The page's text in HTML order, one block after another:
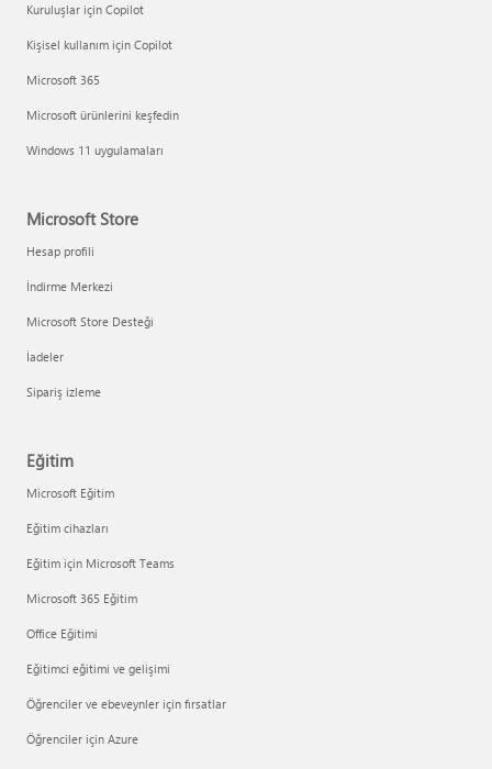
Kuruluşlar için Copilot
Kişisel kullanım için Copilot
Microsoft 365
Microsoft ürünlerini keşfedin
Windows 11 uygulamaları
Microsoft Store
Hesap profili
İndirme Merkezi
Microsoft Store Desteği
İadeler
Sipariş izleme
Eğitim
Microsoft Eğitim
Eğitim cihazları
Eğitim için Microsoft Teams
Microsoft 365 Eğitim
Office Eğitimi
Eğitimci eğitimi ve gelişimi
Öğrenciler ve ebeveynler için fırsatlar
Öğrenciler için Azure